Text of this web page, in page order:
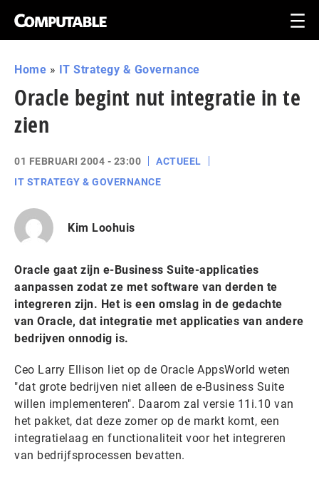
Home » IT Strategy & Governance
Oracle begint nut integratie in te
zien
01 FEBRUARI 2004 - 23:00
ACTUEEL
IT STRATEGY & GOVERNANCE
Kim Loohuis
Oracle gaat zijn e-Business Suite-applicaties
aanpassen zodat ze met software van derden te
integreren zijn. Het is een omslag in de gedachte
van Oracle, dat integratie met applicaties van andere
bedrijven onnodig is.
Ceo Larry Ellison liet op de Oracle AppsWorld weten
"dat grote bedrijven niet alleen de e-Business Suite
willen implementeren". Daarom zal versie 11i.10 van
het pakket, dat deze zomer op de markt komt, een
integratielaag en functionaliteit voor het integreren
van bedrijfsprocessen bevatten.